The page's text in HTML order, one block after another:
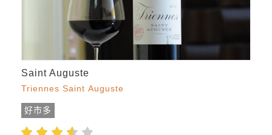
Saint Auguste
Triennes Saint Auguste
好市多